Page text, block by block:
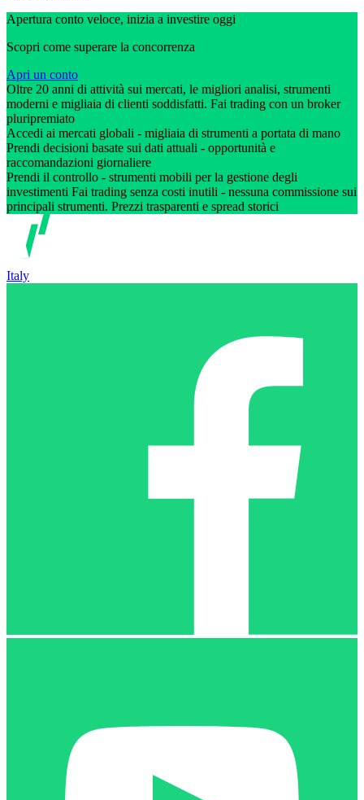
Apertura conto veloce, inizia a investire oggi
Scopri come superare la concorrenza
Apri un conto
Oltre 20 anni di attività sui mercati, le migliori analisi, strumenti
moderni e migliaia di clienti soddisfatti. Fai trading con un broker
pluripremiato
Accedi ai mercati globali - migliaia di strumenti a portata di mano
Prendi decisioni basate sui dati attuali - opportunità e
raccomandazioni giornaliere
Prendi il controllo - strumenti mobili per la gestione degli
investimenti Fai trading senza costi inutili - nessuna commissione sui
principali strumenti. Prezzi trasparenti e spread storici
Italy